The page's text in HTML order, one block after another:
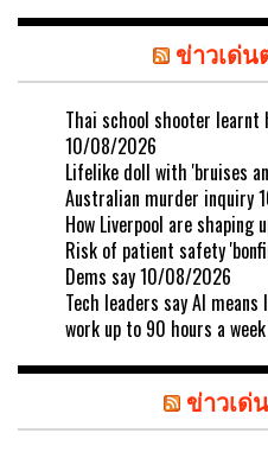
ข่าวเด่น
Thai school shooter learnt
10/08/2026
Lifelike doll with 'bruises
Australian murder inquiry
How Liverpool are shaping
Risk of patient safety
Dems say10/08/2026
Tech leaders say AI
work up to 90 hours a week
ข่าวเด่